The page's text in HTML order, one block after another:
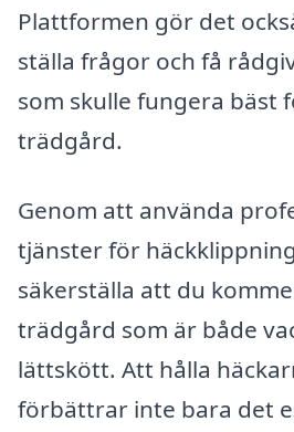
Plattformen gör det
ställa frågor och få
som skulle fungera bäst
trädgård.
Genom att använda
tjänster för
säkerställa att du
trädgård som är både
lättskött. Att hålla
förbättrar inte bara det